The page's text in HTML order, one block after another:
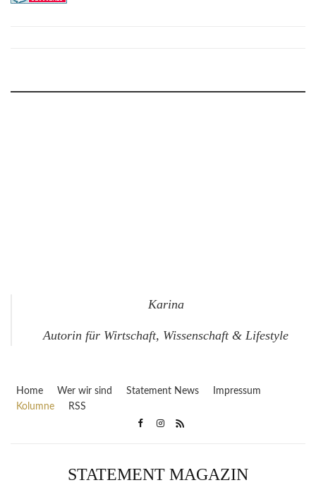
Karina
Autorin für Wirtschaft, Wissenschaft & Lifestyle
Home Wer wir sind Statement News
Impressum
Kolumne
RSS
STATEMENT MAGAZIN